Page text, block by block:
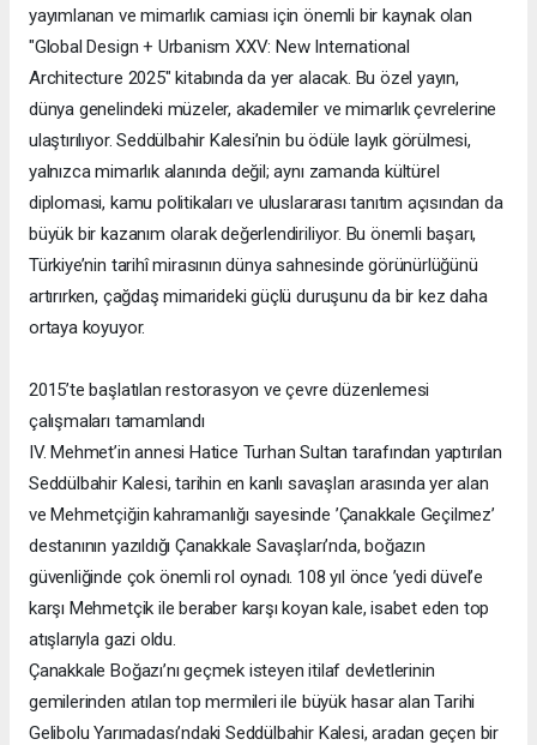
yayımlanan ve mimarlık camiası için önemli bir kaynak olan
"Global Design + Urbanism XXV: New International
Architecture 2025" kitabında da yer alacak. Bu özel yayın,
dünya genelindeki müzeler, akademiler ve mimarlık çevrelerine
ulaştırılıyor. Seddülbahir Kalesi’nin bu ödüle layık görülmesi,
yalnızca mimarlık alanında değil; aynı zamanda kültürel
diplomasi, kamu politikaları ve uluslararası tanıtım açısından da
büyük bir kazanım olarak değerlendiriliyor. Bu önemli başarı,
Türkiye’nin tarihî mirasının dünya sahnesinde görünürlüğünü
artırırken, çağdaş mimarideki güçlü duruşunu da bir kez daha
ortaya koyuyor.
2015’te başlatılan restorasyon ve çevre düzenlemesi
çalışmaları tamamlandı
IV. Mehmet’in annesi Hatice Turhan Sultan tarafından yaptırılan
Seddülbahir Kalesi, tarihin en kanlı savaşları arasında yer alan
ve Mehmetçiğin kahramanlığı sayesinde ’Çanakkale Geçilmez’
destanının yazıldığı Çanakkale Savaşları’nda, boğazın
güvenliğinde çok önemli rol oynadı. 108 yıl önce ’yedi düvel’e
karşı Mehmetçik ile beraber karşı koyan kale, isabet eden top
atışlarıyla gazi oldu.
Çanakkale Boğazı’nı geçmek isteyen itilaf devletlerinin
gemilerinden atılan top mermileri ile büyük hasar alan Tarihi
Gelibolu Yarımadası’ndaki Seddülbahir Kalesi, aradan geçen bir